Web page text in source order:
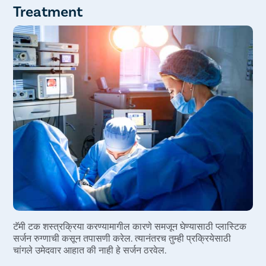
प्रचंड रक्तस्त्राव
हेमेटोमा
एक अनपेक्षित ठिकाण
त्वचेच्या संवेदनांमध्ये बदल
Treatment
टॅमी टक शस्त्रक्रिया करण्यामागील कारणे समजून घेण्यासाठी प्लास्टिक
सर्जन रुग्णाची कसून तपासणी करेल. त्यानंतरच तुम्ही प्रक्रियेसाठी
चांगले उमेदवार आहात की नाही हे सर्जन ठरवेल.